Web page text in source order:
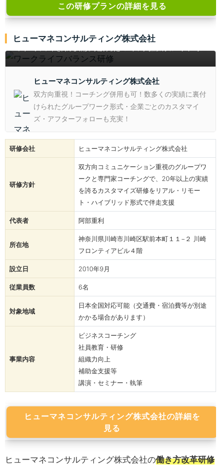
この研修プランの詳細を見る
ヒューマネコンサルティング株式会社
働き方改革時代の悩みを解消し、本質的なワークライフバランス実現で生産性と
企業活性化や女性活躍、ダイバーシティ経営を推進。リモート・リアル対応、個
別レビュー付き。
ヒューマネコンサルティング株式会社
双方向重視！コーチング併用も可！数多くの実績に裏付
けられたグループワーク形式・企業ごとのカスタマイ
ズ・アフターフォローも充実！
研修会社 ヒューマネコンサルティング株式会社
研修方針
双方向コミュニケーション重視のグループワ
ークと専門家コーチングで、20年以上の実績
を誇るカスタマイズ研修をリアル・リモー
ト・ハイブリッド形式で伴走支援
代表者 阿部重利
所在地
神奈川県川崎市川崎区駅前本町１１−２ 川崎
フロンティアビル４階
設立日 2010年9月
従業員数 6名
対象地域
日本全国対応可能（交通費・宿泊費等が別途
かかる場合があります）
事業内容
ビジネスコーチング
社員教育・研修
組織力向上
補助金支援等
講演・セミナー・執筆
ヒューマネコンサルティング株式会社の詳細を
見る
ヒューマネコンサルティング株式会社の働き方改革研修